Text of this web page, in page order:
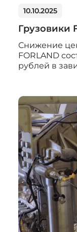
10.10.2025
Грузовики
Снижение
FORLAND
рублей в